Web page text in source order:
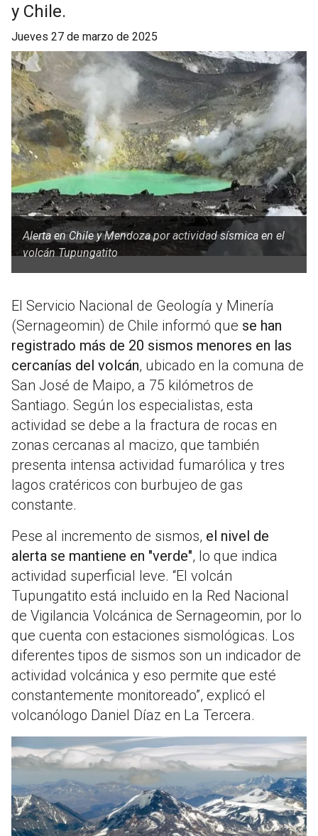
y Chile.
jueves 27 de marzo de 2025
Alerta en Chile y Mendoza por actividad sísmica en el
volcán Tupungatito
El Servicio Nacional de Geología y Minería
(Sernageomin) de Chile informó que se han
registrado más de 20 sismos menores en las
cercanías del volcán, ubicado en la comuna de
San José de Maipo, a 75 kilómetros de
Santiago. Según los especialistas, esta
actividad se debe a la fractura de rocas en
zonas cercanas al macizo, que también
presenta intensa actividad fumarólica y tres
lagos cratéricos con burbujeo de gas
constante.
Pese al incremento de sismos, el nivel de
alerta se mantiene en "verde", lo que indica
actividad superficial leve. “El volcán
Tupungatito está incluido en la Red Nacional
de Vigilancia Volcánica de Sernageomin, por lo
que cuenta con estaciones sismológicas. Los
diferentes tipos de sismos son un indicador de
actividad volcánica y eso permite que esté
constantemente monitoreado”, explicó el
volcanólogo Daniel Díaz en La Tercera.